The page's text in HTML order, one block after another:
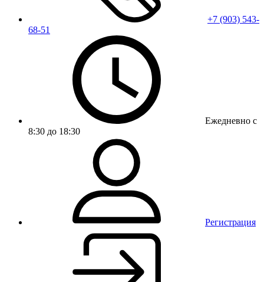
+7 (903) 543-
68-51
Ежедневно с
8:30 до 18:30
Регистрация